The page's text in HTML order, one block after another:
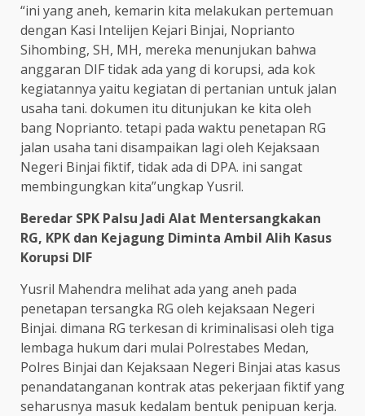
“ini yang aneh, kemarin kita melakukan pertemuan
dengan Kasi Intelijen Kejari Binjai, Noprianto
Sihombing, SH, MH, mereka menunjukan bahwa
anggaran DIF tidak ada yang di korupsi, ada kok
kegiatannya yaitu kegiatan di pertanian untuk jalan
usaha tani. dokumen itu ditunjukan ke kita oleh
bang Noprianto. tetapi pada waktu penetapan RG
jalan usaha tani disampaikan lagi oleh Kejaksaan
Negeri Binjai fiktif, tidak ada di DPA. ini sangat
membingungkan kita”ungkap Yusril.
Beredar SPK Palsu Jadi Alat Mentersangkakan
RG, KPK dan Kejagung Diminta Ambil Alih Kasus
Korupsi DIF
Yusril Mahendra melihat ada yang aneh pada
penetapan tersangka RG oleh kejaksaan Negeri
Binjai. dimana RG terkesan di kriminalisasi oleh tiga
lembaga hukum dari mulai Polrestabes Medan,
Polres Binjai dan Kejaksaan Negeri Binjai atas kasus
penandatanganan kontrak atas pekerjaan fiktif yang
seharusnya masuk kedalam bentuk penipuan kerja.